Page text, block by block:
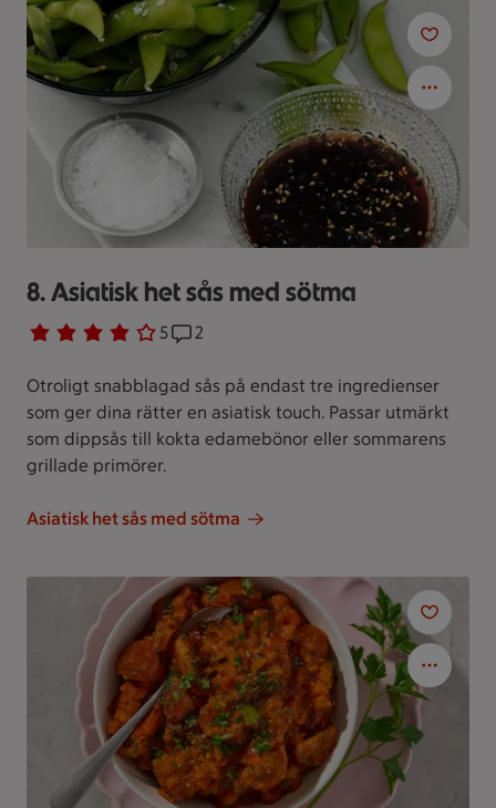
8. Asiatisk het sås med sötma
Betyg 4 av 5. 5
5 personer har röstatReceptet har 2 kommentarer
2
Otroligt snabblagad sås på endast tre ingredienser
som ger dina rätter en asiatisk touch. Passar utmärkt
som dippsås till kokta edamebönor eller sommarens
grillade primörer.
Asiatisk het sås med sötma